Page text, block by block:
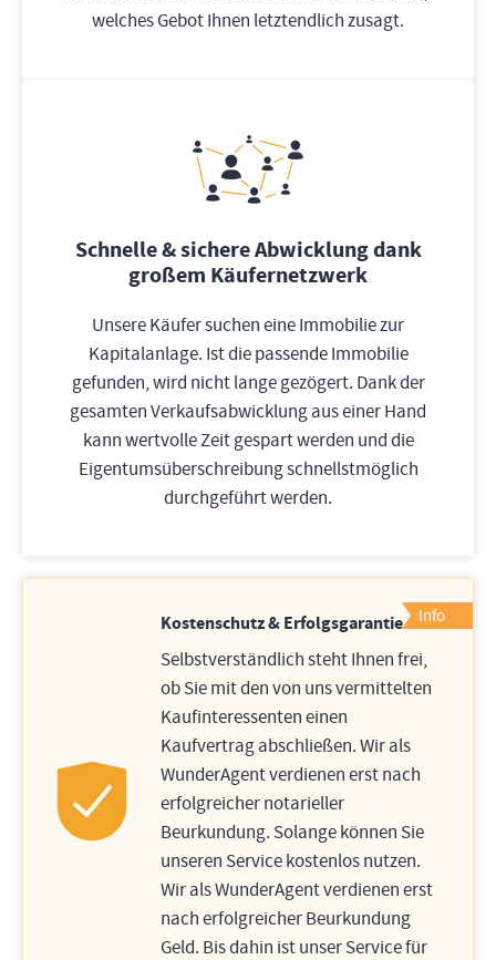
welches Gebot Ihnen letztendlich zusagt.
Schnelle & sichere Abwicklung dank
großem Käufernetzwerk
Unsere Käufer suchen eine Immobilie zur
Kapitalanlage. Ist die passende Immobilie
gefunden, wird nicht lange gezögert. Dank der
gesamten Verkaufsabwicklung aus einer Hand
kann wertvolle Zeit gespart werden und die
Eigentumsüberschreibung schnellstmöglich
durchgeführt werden.
Kostenschutz & Erfolgsgarantie
Selbstverständlich steht Ihnen frei,
ob Sie mit den von uns vermittelten
Kaufinteressenten einen
Kaufvertrag abschließen. Wir als
WunderAgent verdienen erst nach
erfolgreicher notarieller
Beurkundung. Solange können Sie
unseren Service kostenlos nutzen.
Wir als WunderAgent verdienen erst
nach erfolgreicher Beurkundung
Geld. Bis dahin ist unser Service für
Info